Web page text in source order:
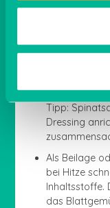
direkt vom
waschen, um
Für Salate:
groß sein,
hacken oder
Tipp:
Dressing
Als Beilage
bei Hitze
Inhaltsstoffe.
das